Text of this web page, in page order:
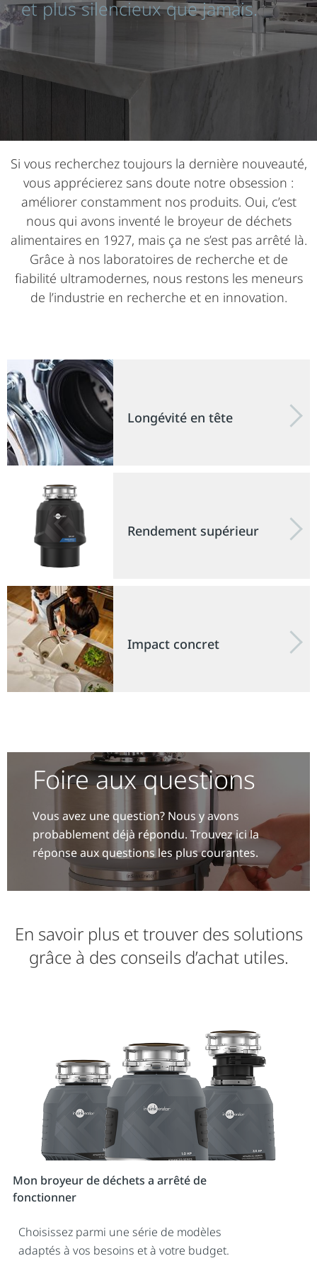
et plus silencieux que jamais.
Si vous recherchez toujours la dernière nouveauté,
vous apprécierez sans doute notre obsession :
améliorer constamment nos produits. Oui, c’est
nous qui avons inventé le broyeur de déchets
alimentaires en 1927, mais ça ne s’est pas arrêté là.
Grâce à nos laboratoires de recherche et de
fiabilité ultramodernes, nous restons les meneurs
de l’industrie en recherche et en innovation.
Longévité en tête
Rendement supérieur
Impact concret
Foire aux questions
Vous avez une question? Nous y avons
probablement déjà répondu. Trouvez ici la
réponse aux questions les plus courantes.
En savoir plus et trouver des solutions
grâce à des conseils d’achat utiles.
Mon broyeur de déchets a arrêté de
fonctionner
Choisissez parmi une série de modèles
adaptés à vos besoins et à votre budget.